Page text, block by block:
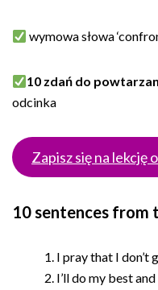
wymowa słowa
10 zdań do
odcinka
Zapisz się na lekcję
10 sentences from
I pray that I don’t
I’ll do my best